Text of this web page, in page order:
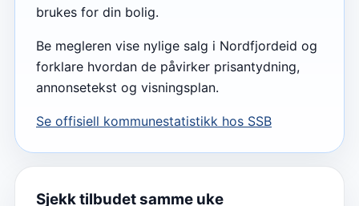
brukes for din bolig.
Be megleren vise nylige salg i Nordfjordeid og
forklare hvordan de påvirker prisantydning,
annonsetekst og visningsplan.
Se offisiell kommunestatistikk hos SSB
Sjekk tilbudet samme uke